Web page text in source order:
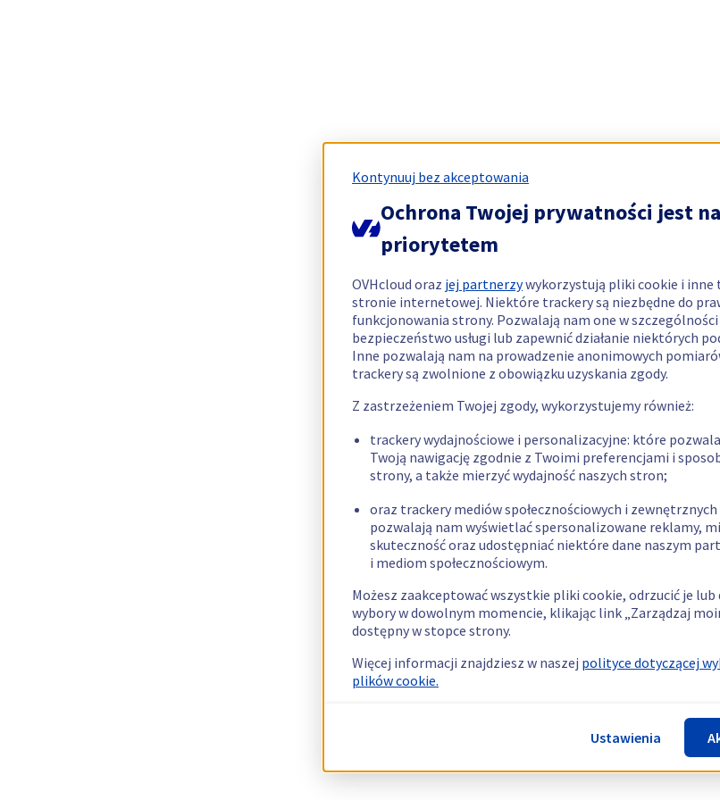
Kontynuuj bez akceptowania
Ochrona Twojej prywatności jest
priorytetem
OVHcloud oraz jej partnerzywykorzystują pliki cookie i inne
stronie internetowej. Niektóre trackery są niezbędne do
funkcjonowania strony. Pozwalają nam one w
bezpieczeństwo usługi lub zapewnić działanie niektórych
Inne pozwalają nam na prowadzenie anonimowych
trackery są zwolnione z obowiązku uzyskania zgody.
Z zastrzeżeniem Twojej zgody, wykorzystujemy również:
trackery wydajnościowe i personalizacyjne: które
Twoją nawigację zgodnie z Twoimi preferencjami i
strony, a także mierzyć wydajność naszych stron;
oraz trackery mediów społecznościowych i
pozwalają nam wyświetlać spersonalizowane reklamy,
skuteczność oraz udostępniać niektóre dane naszym
i mediom społecznościowym.
Możesz zaakceptować wszystkie pliki cookie, odrzucić je
wybory w dowolnym momencie, klikając link „Zarządzaj
dostępny w stopce strony.
Więcej informacji znajdziesz w naszej polityce dotyczącej
plików cookie.
Ustawienia